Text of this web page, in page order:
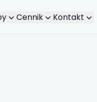
Cennik Kontakt